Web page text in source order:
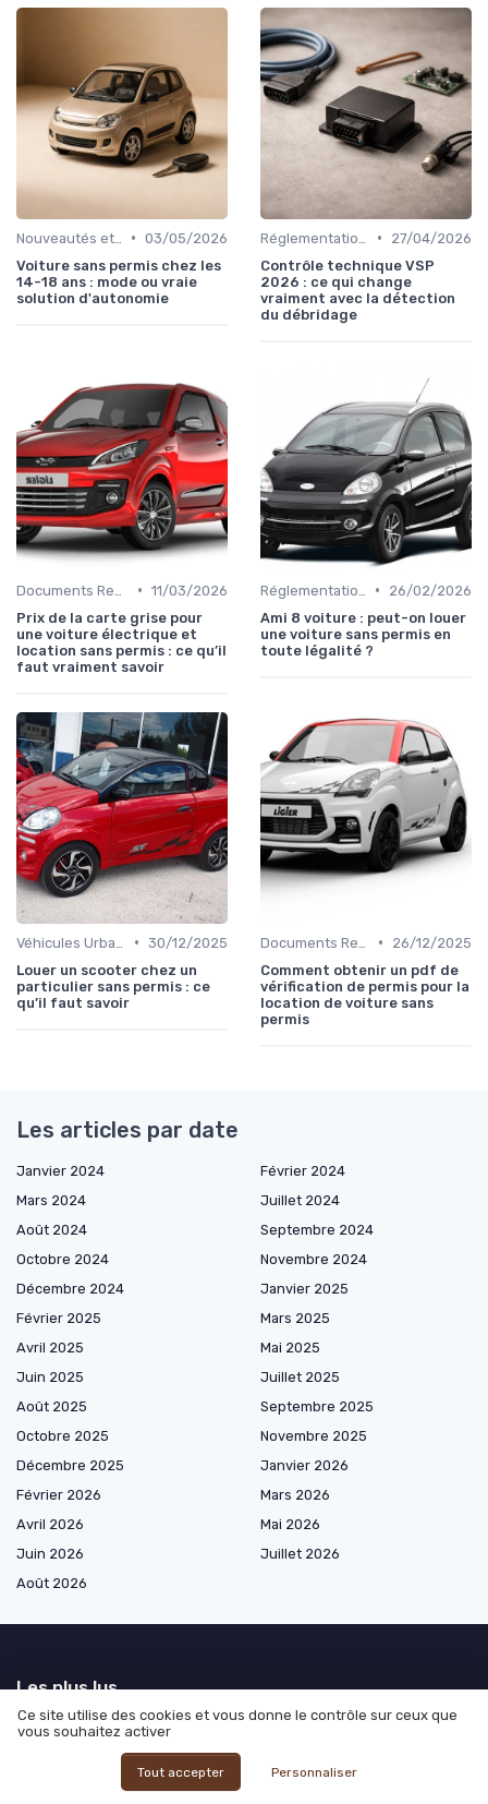
• 03/05/2026
Voiture sans permis chez les
14-18 ans : mode ou vraie
solution d'autonomie
•
27/04/2026
Contrôle technique VSP
2026 : ce qui change
vraiment avec la détection
du débridage
• 11/03/2026
Prix de la carte grise pour
une voiture électrique et
location sans permis : ce qu’il
faut vraiment savoir
•
26/02/2026
Ami 8 voiture : peut-on louer
une voiture sans permis en
toute légalité ?
• 30/12/2025
Louer un scooter chez un
particulier sans permis : ce
qu’il faut savoir
•
26/12/2025
Comment obtenir un pdf de
vérification de permis pour la
location de voiture sans
permis
Les articles par date
Janvier 2024
Février 2024
Mars 2024
Juillet 2024
Août 2024
Septembre 2024
Octobre 2024
Novembre 2024
Décembre 2024
Janvier 2025
Février 2025
Mars 2025
Avril 2025
Mai 2025
Juin 2025
Juillet 2025
Août 2025
Septembre 2025
Octobre 2025
Novembre 2025
Décembre 2025
Janvier 2026
Février 2026
Mars 2026
Avril 2026
Mai 2026
Juin 2026
Juillet 2026
Août 2026
Les plus lus
Location voiture sans permis longue durée : découvrez les avantages et
Voiture sans permis location : tout savoir pour louer en toute sérénité
Ce site utilise des cookies et vous donne le contrôle sur ceux que
vous souhaitez activer
Tout accepter Personnaliser